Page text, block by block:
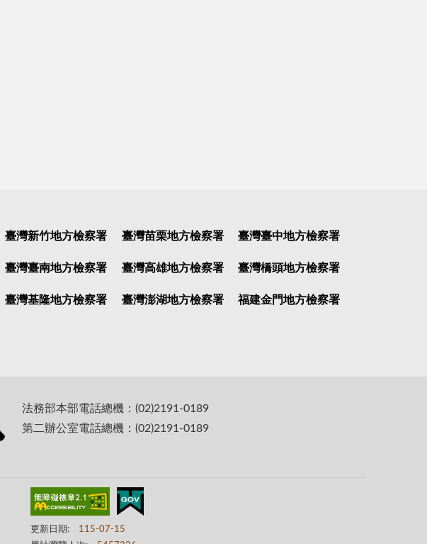
臺灣新竹地方檢察署 臺灣苗栗地方檢察署 臺灣臺中地方檢察署
臺灣臺南地方檢察署 臺灣高雄地方檢察署 臺灣橋頭地方檢察署
臺灣基隆地方檢察署 臺灣澎湖地方檢察署 福建金門地方檢察署
法務部本部電話總機：(02)2191-0189
第二辦公室電話總機：(02)2191-0189
更新日期:
115-07-15